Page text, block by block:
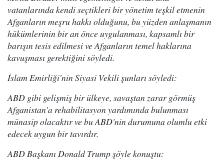
vatanlarında kendi seçtikleri bir yönetim teşkil etmenin
Afganların meşru hakkı olduğunu, bu yüzden anlaşmanın
hükümlerinin bir an önce uygulanması, kapsamlı bir
barışın tesis edilmesi ve Afganların temel haklarına
kavuşması gerektiğini söyledi.
İslam Emirliği'nin Siyasi Vekili şunları söyledi:
ABD gibi gelişmiş bir ülkeye, savaştan zarar görmüş
Afganistan'a rehabilitasyon yardımında bulunması
münasip olacaktır ve bu ABD'nin durumuna olumlu etki
edecek uygun bir tavırdır.
ABD Başkanı Donald Trump şöyle konuştu: